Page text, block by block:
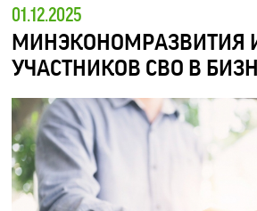
01.12.2025
МИНЭКОНОМРАЗВИТИЯ
УЧАСТНИКОВ СВО В